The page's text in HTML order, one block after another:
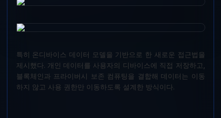
특히 온디바이스 데이터 모델을 기반으로 한 새로운 접근법을
제시했다. 개인 데이터를 사용자의 디바이스에 직접 저장하고,
블록체인과 프라이버시 보존 컴퓨팅을 결합해 데이터는 이동
하지 않고 사용 권한만 이동하도록 설계한 방식이다.